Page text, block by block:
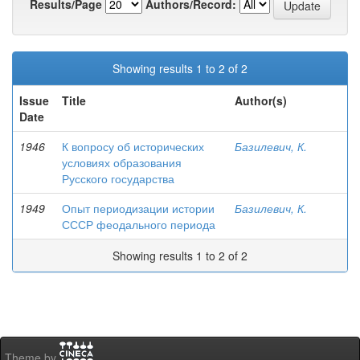
Results/Page
Authors/Record:
Showing results 1 to 2 of 2
Issue
Date
Title Author(s)
1946
К вопросу об исторических
условиях образования
Русского государства
Базилевич, К.
1949
Опыт периодизации истории
СССР феодального периода
Базилевич, К.
Showing results 1 to 2 of 2